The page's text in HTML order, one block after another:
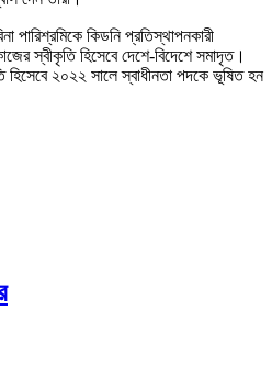
পারিশ্রমিকে কিডনি প্রতিস্থাপনকারী
স্বীকৃতি হিসেবে দেশে-বিদেশে সমাদৃত।
হিসেবে ২০২২ সালে স্বাধীনতা পদকে ভূষিত হন